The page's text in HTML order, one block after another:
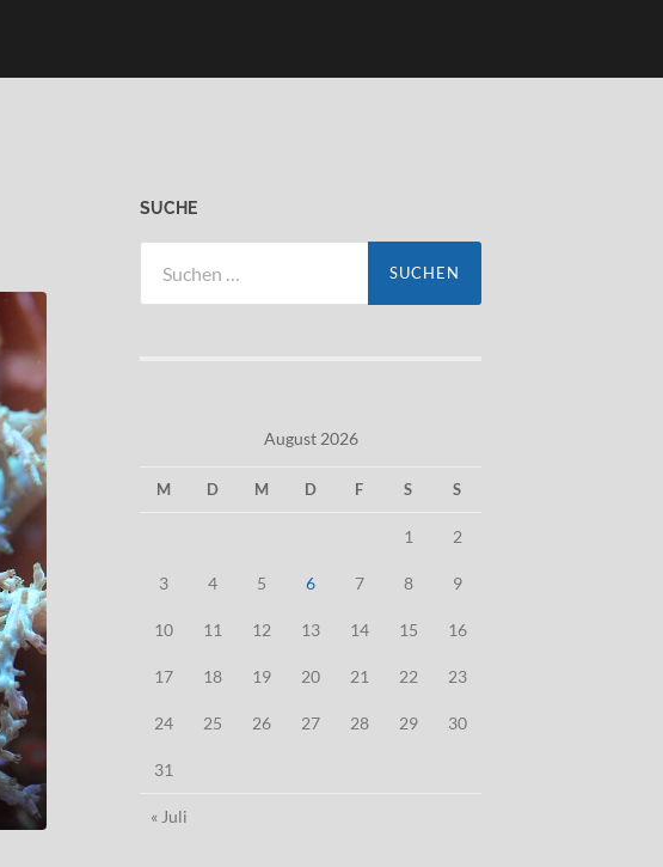
SUCHE
nach:
August 2026
M D M D F S S
1 2
3 4 5 6 7 8 9
10 11 12 13 14 15 16
17 18 19 20 21 22 23
24 25 26 27 28 29 30
31
« Juli